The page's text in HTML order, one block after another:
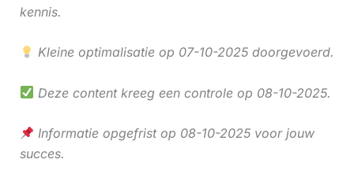
kennis.
Kleine optimalisatie op 07-10-2025 doorgevoerd.
Deze content kreeg een controle op 08-10-2025.
Informatie opgefrist op 08-10-2025 voor jouw
succes.